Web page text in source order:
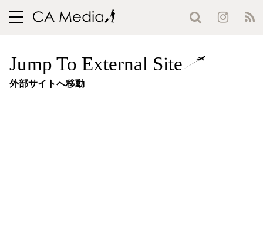
toggle
Jump To External Site
外部サイトへ移動